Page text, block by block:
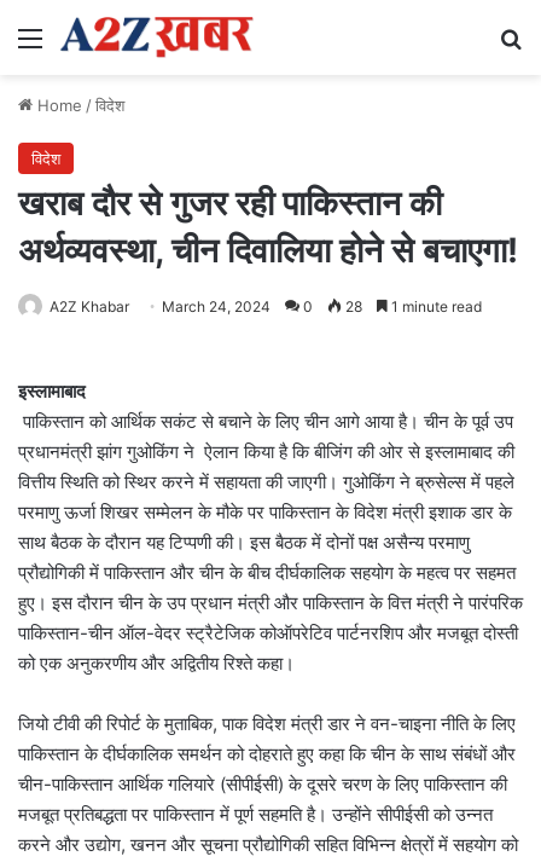
Menu
Home /विदेश
विदेश
खराब दौर से गुजर रही पाकिस्तान की
अर्थव्यवस्था, चीन दिवालिया होने से बचाएगा!
A2Z Khabar March 24, 2024 0 28 1 minute read
इस्लामाबाद
पाकिस्तान को आर्थिक सकंट से बचाने के लिए चीन आगे आया है। चीन के पूर्व उप
प्रधानमंत्री झांग गुओकिंग ने ऐलान किया है कि बीजिंग की ओर से इस्लामाबाद की
वित्तीय स्थिति को स्थिर करने में सहायता की जाएगी। गुओकिंग ने ब्रुसेल्स में पहले
परमाणु ऊर्जा शिखर सम्मेलन के मौके पर पाकिस्तान के विदेश मंत्री इशाक डार के
साथ बैठक के दौरान यह टिप्पणी की। इस बैठक में दोनों पक्ष असैन्य परमाणु
प्रौद्योगिकी में पाकिस्तान और चीन के बीच दीर्घकालिक सहयोग के महत्व पर सहमत
हुए। इस दौरान चीन के उप प्रधान मंत्री और पाकिस्तान के वित्त मंत्री ने पारंपरिक
पाकिस्तान-चीन ऑल-वेदर स्ट्रैटेजिक कोऑपरेटिव पार्टनरशिप और मजबूत दोस्ती
को एक अनुकरणीय और अद्वितीय रिश्ते कहा।
जियो टीवी की रिपोर्ट के मुताबिक, पाक विदेश मंत्री डार ने वन-चाइना नीति के लिए
पाकिस्तान के दीर्घकालिक समर्थन को दोहराते हुए कहा कि चीन के साथ संबंधों और
चीन-पाकिस्तान आर्थिक गलियारे (सीपीईसी) के दूसरे चरण के लिए पाकिस्तान की
मजबूत प्रतिबद्धता पर पाकिस्तान में पूर्ण सहमति है। उन्होंने सीपीईसी को उन्नत
करने और उद्योग, खनन और सूचना प्रौद्योगिकी सहित विभिन्न क्षेत्रों में सहयोग को